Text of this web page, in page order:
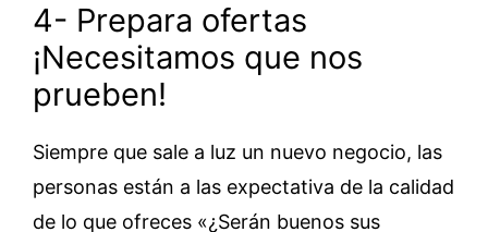
4- Prepara ofertas
¡Necesitamos que nos
prueben!
Siempre que sale a luz un nuevo negocio, las
personas están a las expectativa de la calidad
de lo que ofreces «¿Serán buenos sus